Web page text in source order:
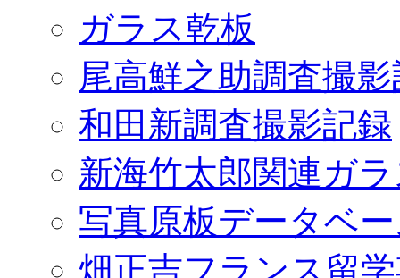
ガラス乾板
尾高鮮之助調査撮
和田新調査撮影記録
新海竹太郎関連ガ
写真原板データベ
畑正吉フランス留